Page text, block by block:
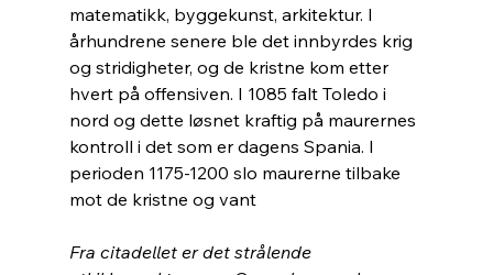
matematikk, byggekunst, arkitektur. I
århundrene senere ble det innbyrdes krig
og stridigheter, og de kristne kom etter
hvert på offensiven. I 1085 falt Toledo i
nord og dette løsnet kraftig på maurernes
kontroll i det som er dagens Spania. I
perioden 1175-1200 slo maurerne tilbake
mot de kristne og vant
Fra citadellet er det strålende